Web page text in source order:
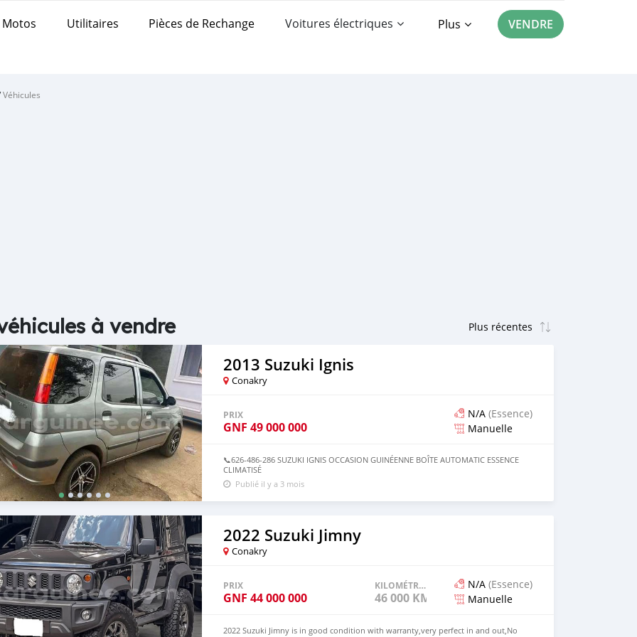
Motos Utilitaires Pièces de Rechange Voitures électriques Plus VENDRE
Véhicules
à vendre
2013 Suzuki Ignis
Conakry
PRIX
GNF 49 000 000
N/A (Essence)
Manuelle
📞626-486-286 SUZUKI IGNIS OCCASION GUINÉENNE BOÎTE AUTOMATIC ESSENCE
CLIMATISÉ
Publié il y a 3 mois
2022 Suzuki Jimny
Conakry
PRIX
GNF 44 000 000
KILOMÉTRAGE
46 000 KM
N/A (Essence)
Manuelle
2022 Suzuki Jimny is in good condition with warranty,very perfect in and out,No